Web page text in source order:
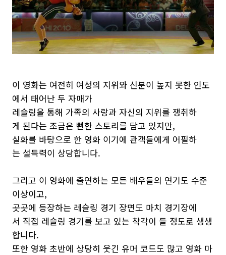
이 영화는 여전히 여성의 지위와 신분이 높지 못한 인도
에서 태어난 두 자매가
레슬링을 통해 가족의 사랑과 자신의 지위를 쟁취하
게 된다는 조금은 뻔한 스토리를 담고 있지만,
실화를 바탕으로 한 영화 이기에 관객들에게 어필하
는 설득력이 상당합니다.
그리고 이 영화에 출연하는 모든 배우들의 연기도 수준
이상이고,
곳곳에 등장하는 레슬링 경기 장면도 마치 경기장에
서 직접 레슬링 경기를 보고 있는 착각이 들 정도로 생생
합니다.
또한 영화 초반에 상당히 웃긴 유머 코드도 많고 영화 마